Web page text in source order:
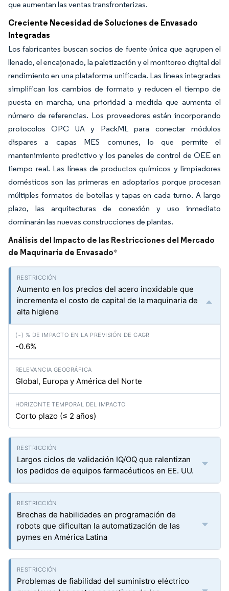
que aumentan las ventas transfronterizas.
Creciente Necesidad de Soluciones de Envasado
Integradas
Los fabricantes buscan socios de fuente única que agrupen el
llenado, el encajonado, la paletización y el monitoreo digital del
rendimiento en una plataforma unificada. Las líneas integradas
simplifican los cambios de formato y reducen el tiempo de
puesta en marcha, una prioridad a medida que aumenta el
número de referencias. Los proveedores están incorporando
protocolos OPC UA y PackML para conectar módulos
dispares a capas MES comunes, lo que permite el
mantenimiento predictivo y los paneles de control de OEE en
tiempo real. Las líneas de productos químicos y limpiadores
domésticos son las primeras en adoptarlos porque procesan
múltiples formatos de botellas y tapas en cada turno. A largo
plazo, las arquitecturas de conexión y uso inmediato
dominarán las nuevas construcciones de plantas.
Análisis del Impacto de las Restricciones del Mercado
de Maquinaria de Envasado*
Aumento en los precios del acero inoxidable que
incrementa el costo de capital de la maquinaria de
alta higiene
-0.6%
Global, Europa y América del Norte
Corto plazo (≤ 2 años)
Largos ciclos de validación IQ/OQ que ralentizan
los pedidos de equipos farmacéuticos en EE. UU.
Brechas de habilidades en programación de
robots que dificultan la automatización de las
pymes en América Latina
Problemas de fiabilidad del suministro eléctrico